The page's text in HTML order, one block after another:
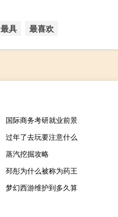
最具 最喜欢
国际商务考研就业前景
过年了去玩要注意什么
蒸汽挖掘攻略
邳彤为什么被称为药王
梦幻西游维护到多久算